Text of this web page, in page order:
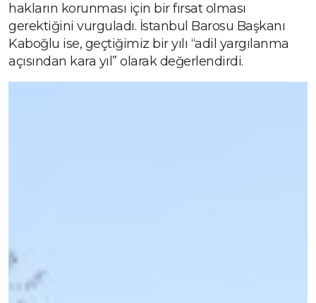
hakların korunması için bir fırsat olması
gerektiğini vurguladı. İstanbul Barosu Başkanı
Kaboğlu ise, geçtiğimiz bir yılı “adil yargılanma
açısından kara yıl” olarak değerlendirdi.